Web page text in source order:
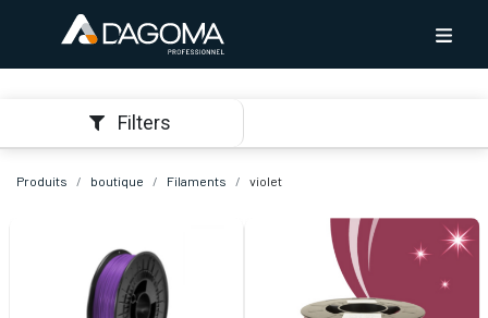
Filters
Produits boutique Filaments violet